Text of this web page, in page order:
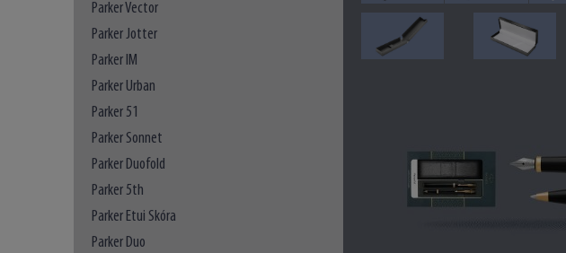
Parker Vector
Parker Jotter
Parker IM
Parker Urban
Parker 51
Parker Sonnet
Parker Duofold
Parker 5th
Parker Etui Skóra
Parker Duo